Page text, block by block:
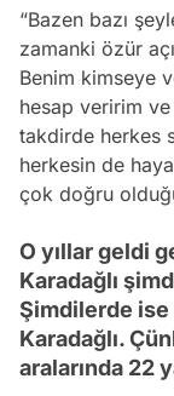
“Bazen bazı
zamanki özür
Benim kimseye
hesap veririm
takdirde herkes
herkesin de
çok doğru
O yıllar geldi
Karadağlı
Şimdilerde
Karadağlı.
aralarında 22